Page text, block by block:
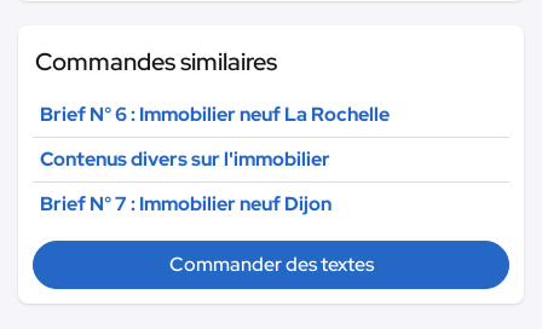
Commandes similaires
Brief N° 6 : Immobilier neuf La Rochelle
Contenus divers sur l'immobilier
Brief N° 7 : Immobilier neuf Dijon
Commander des textes